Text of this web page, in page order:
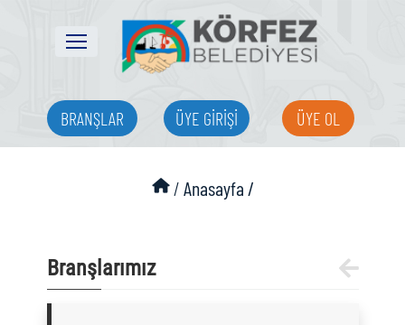
BRANŞLAR ÜYE GİRİŞİ ÜYE OL
/Anasayfa /
Branşlarımız